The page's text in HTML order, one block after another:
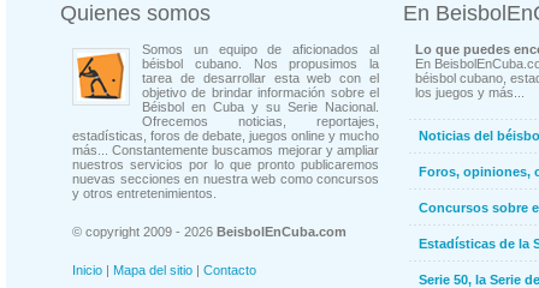
Quienes somos
Somos un equipo de aficionados al
béisbol cubano. Nos propusimos la
tarea de desarrollar esta web con el
objetivo de brindar información sobre el
Béisbol en Cuba y su Serie Nacional.
Ofrecemos noticias, reportajes,
estadísticas, foros de debate, juegos online y mucho
más... Constantemente buscamos mejorar y ampliar
nuestros servicios por lo que pronto publicaremos
nuevas secciones en nuestra web como concursos
y otros entretenimientos.
© copyright 2009 - 2026 BeisbolEnCuba.com
Inicio | Mapa del sitio | Contacto
En
Lo que puedes
En
béisbol cubano,
los juegos y más...
Noticias del
Foros, opiniones,
Concursos sobre
Estadísticas de la
Serie 50, la Serie